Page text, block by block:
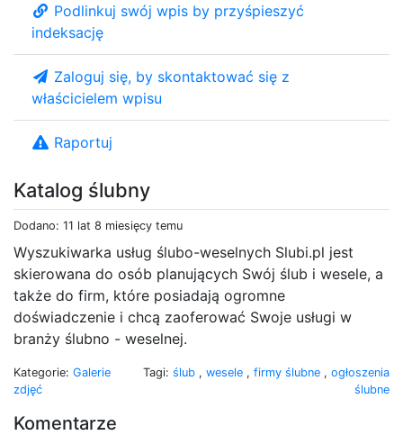
Katalog ślubny
Dodano: 11 lat 8 miesięcy temu
Wyszukiwarka usług ślubo-weselnych Slubi.pl jest
skierowana do osób planujących Swój ślub i wesele, a
także do firm, które posiadają ogromne
doświadczenie i chcą zaoferować Swoje usługi w
branży ślubno - weselnej.
Kategorie: Galerie
zdjęć
Tagi: ślub , wesele , firmy ślubne , ogłoszenia
ślubne
Komentarze
Podlinkuj swój wpis by przyśpieszyć
indeksację
Zaloguj się, by skontaktować się z
właścicielem wpisu
Raportuj